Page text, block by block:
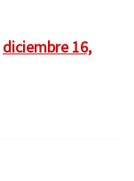
diciembre 16,